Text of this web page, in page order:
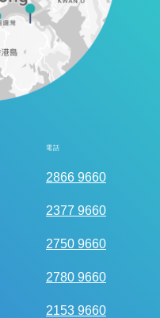
電話
2866 9660
2377 9660
2750 9660
2780 9660
2153 9660